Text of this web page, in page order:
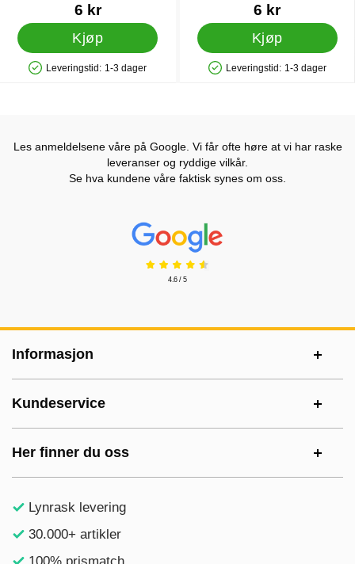
Enhjørning
Varenummer 38228
6 kr
Kjøp
Produkttilgjengelighet: På lager
Leveringstid: 1-3 dager
Varenummer 35803
6 kr
Kjøp
Produkttilgjengelighet: På lager
Leveringstid: 1-3 dager
Les anmeldelsene våre på Google. Vi får ofte høre at vi har raske
leveranser og ryddige vilkår.
Se hva kundene våre faktisk synes om oss.
Prisjakt Vurdering: 4.6 Stjerne
4.6 / 5
Informasjon
Kundeservice
Her finner du oss
Lynrask levering
30.000+ artikler
100% prismatch